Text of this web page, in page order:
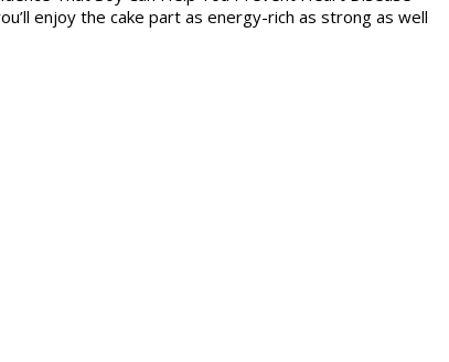
enjoy the cake part as energy-rich as strong as well